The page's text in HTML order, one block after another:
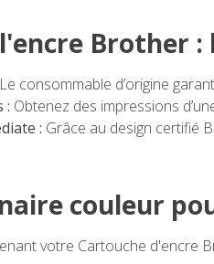
Brother :
Le consommable d’origine
: Obtenez des impressions
: Grâce au design certifié
couleur
votre Cartouche d'encre